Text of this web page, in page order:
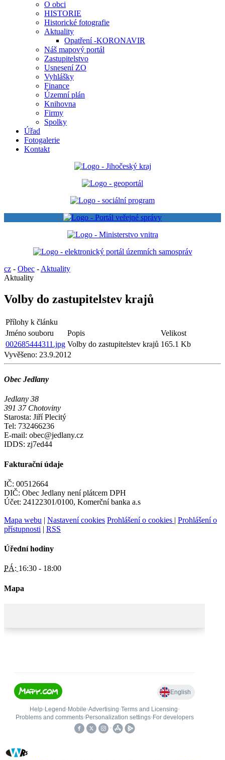
O obci
HISTORIE
Historické fotografie
Aktuality
Opatření -KORONAVIR
Náš mapový portál
Zastupitelstvo
Usnesení ZO
Vyhlášky
Finance
Územní plán
Knihovna
Firmy
Spolky
Úřad
Fotogalerie
Kontakt
cz - Obec - Aktuality
Aktuality
Volby do zastupitelstev krajů
Přílohy k článku
Jméno souboru
Popis
Velikost
002685444311.jpg Volby do zastupitelstev krajů 165.1 Kb
Vyvěšeno: 23.9.2012
Obec Jedlany
Jedlany 38
391 37 Chotoviny
Starosta: Jiří Plecitý
Tel: 732466236
E-mail: obec@jedlany.cz
IDDS: zj7ed44
Fakturační údaje
IČ: 00512664
DIČ: Obec Jedlany není plátcem DPH
Účet: 24122301/0100, Komerční banka a.s
Mapa webu | Nastavení cookies Prohlášení o cookies | Prohlášení o
přístupnosti | RSS
Úřední hodiny
PÁ: 16:30 - 18:00
Mapa